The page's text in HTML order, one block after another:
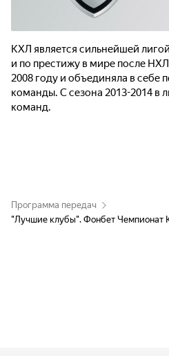
КХЛ является сильнейшей
и по престижу в мире после
2008 году и объединяла в себе
команды. С сезона 2013-2014 в
команд.
Программа передач
"Лучшие клубы". Фонбет Чемпионат